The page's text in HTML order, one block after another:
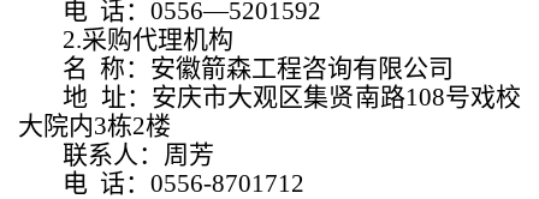
电 话：0556—5201592
2.采购代理机构
名 称：安徽箭森工程咨询有限公司
地 址：安庆市大观区集贤南路108号戏校
大院内3栋2楼
联系人：周芳
电 话：0556-8701712